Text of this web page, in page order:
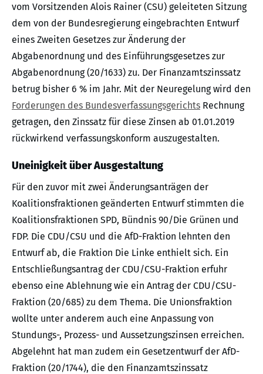
vom Vorsitzenden Alois Rainer (CSU) geleiteten Sitzung
dem von der Bundesregierung eingebrachten Entwurf
eines Zweiten Gesetzes zur Änderung der
Abgabenordnung und des Einführungsgesetzes zur
Abgabenordnung (20/1633) zu. Der Finanzamtszinssatz
betrug bisher 6 % im Jahr. Mit der Neuregelung wird den
Forderungen des Bundesverfassungsgerichts Rechnung
getragen, den Zinssatz für diese Zinsen ab 01.01.2019
rückwirkend verfassungskonform auszugestalten.
Uneinigkeit über Ausgestaltung
Für den zuvor mit zwei Änderungsanträgen der
Koalitionsfraktionen geänderten Entwurf stimmten die
Koalitionsfraktionen SPD, Bündnis 90/Die Grünen und
FDP. Die CDU/CSU und die AfD-Fraktion lehnten den
Entwurf ab, die Fraktion Die Linke enthielt sich. Ein
Entschließungsantrag der CDU/CSU-Fraktion erfuhr
ebenso eine Ablehnung wie ein Antrag der CDU/CSU-
Fraktion (20/685) zu dem Thema. Die Unionsfraktion
wollte unter anderem auch eine Anpassung von
Stundungs-, Prozess- und Aussetzungszinsen erreichen.
Abgelehnt hat man zudem ein Gesetzentwurf der AfD-
Fraktion (20/1744), die den Finanzamtszinssatz